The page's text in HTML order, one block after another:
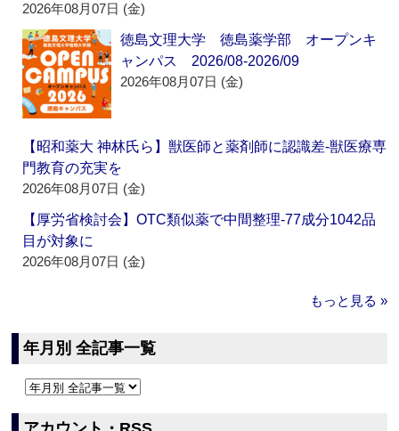
2026年08月07日 (金)
徳島文理大学 徳島薬学部 オープンキ
ャンパス 2026/08-2026/09
2026年08月07日 (金)
【昭和薬大 神林氏ら】獣医師と薬剤師に認識差‐獣医療専
門教育の充実を
2026年08月07日 (金)
【厚労省検討会】OTC類似薬で中間整理‐77成分1042品
目が対象に
2026年08月07日 (金)
もっと見る »
年月別 全記事一覧